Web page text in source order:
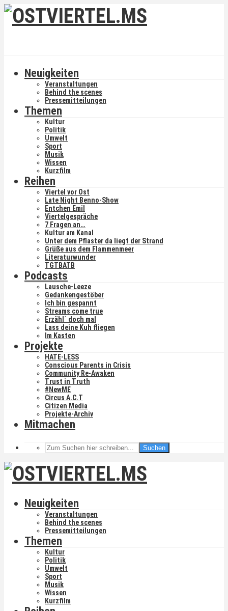
Neuigkeiten
Veranstaltungen
Behind the scenes
Pressemitteilungen
Themen
Kultur
Politik
Umwelt
Sport
Musik
Wissen
Kurzfilm
Reihen
Viertel vor Ost
Late Night Benno-Show
Entchen Emil
Viertelgespräche
7 Fragen an…
Kultur am Kanal
Unter dem Pflaster da liegt der Strand
Grüße aus dem Flammenmeer
Literaturwunder
TGTBATB
Podcasts
Lausche-Leeze
Gedankengestöber
Ich bin gespannt
Streams come true
Erzähl´ doch mal
Lass deine Kuh fliegen
Im Kasten
Projekte
HATE-LESS
Conscious Parents in Crisis
Community Re-Awaken
Trust in Truth
#NewME
Circus A.C.T
Citizen Media
Projekte-Archiv
Mitmachen
Suchen
Neuigkeiten
Veranstaltungen
Behind the scenes
Pressemitteilungen
Themen
Kultur
Politik
Umwelt
Sport
Musik
Wissen
Kurzfilm